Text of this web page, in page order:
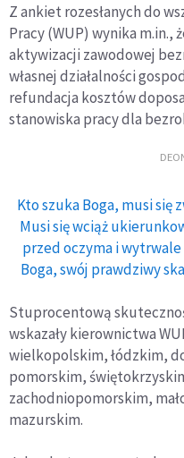
Z ankiet rozesłanych do
Pracy (WUP) wynika m.in.,
aktywizacji zawodowej
własnej działalności
refundacja kosztów
stanowiska pracy dla
Kto szuka Boga, musi się
Musi się wciąż
przed oczyma i
Boga, swój prawdziwy
Stuprocentową
wskazały kierownictwa
wielkopolskim, łódzkim,
pomorskim,
zachodniopomorskim,
mazurskim.